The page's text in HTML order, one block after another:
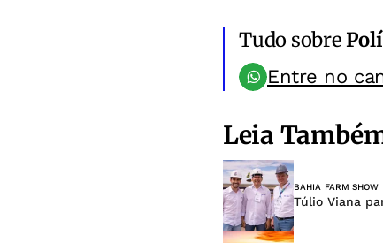
Tudo sobre
Entre no
Leia
BAHIA FARM SHOW
Túlio Viana